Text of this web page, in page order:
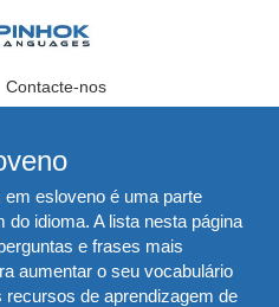
Contacte-nos
esloveno é uma parte
do idioma. A lista nesta página
e frases mais
aumentar o seu vocabulário
de aprendizagem de